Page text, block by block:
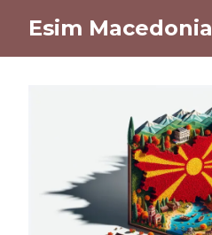
Esim Macedonia